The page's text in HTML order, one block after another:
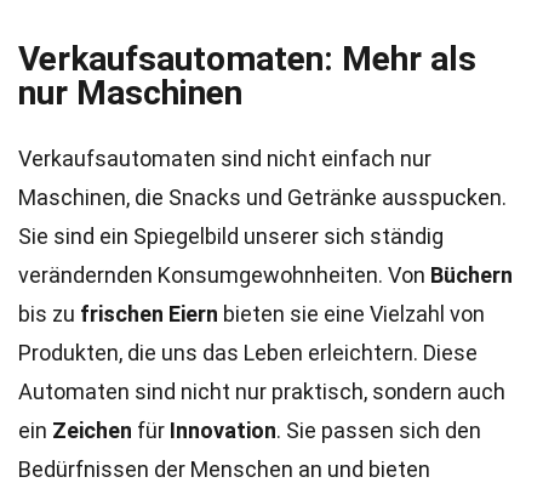
Verkaufsautomaten: Mehr als
nur Maschinen
Verkaufsautomaten sind nicht einfach nur
Maschinen, die Snacks und Getränke ausspucken.
Sie sind ein Spiegelbild unserer sich ständig
verändernden Konsumgewohnheiten. Von Büchern
bis zu frischen Eiern bieten sie eine Vielzahl von
Produkten, die uns das Leben erleichtern. Diese
Automaten sind nicht nur praktisch, sondern auch
ein Zeichen für Innovation. Sie passen sich den
Bedürfnissen der Menschen an und bieten